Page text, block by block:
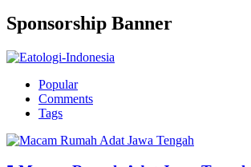
Sponsorship Banner
Popular
Comments
Tags